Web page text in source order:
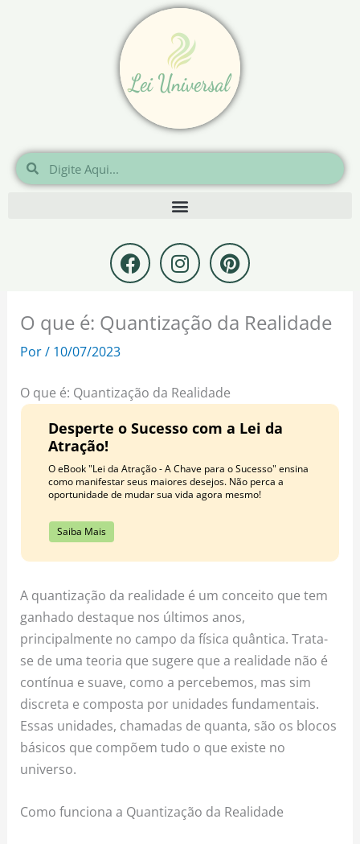
Pesquisar
Pesquisar
F
a
c
e
b
k
I
n
s
t
a
a
m
P
i
n
t
e
s
t
O que é: Quantização da Realidade
Por/ 10/07/2023
O que é: Quantização da Realidade
Desperte o Sucesso com a Lei da
Atração!
O eBook "Lei da Atração - A Chave para o Sucesso" ensina
como manifestar seus maiores desejos. Não perca a
oportunidade de mudar sua vida agora mesmo!
Saiba Mais
A quantização da realidade é um conceito que tem
ganhado destaque nos últimos anos,
principalmente no campo da física quântica. Trata-
se de uma teoria que sugere que a realidade não é
contínua e suave, como a percebemos, mas sim
discreta e composta por unidades fundamentais.
Essas unidades, chamadas de quanta, são os blocos
básicos que compõem tudo o que existe no
universo.
Como funciona a Quantização da Realidade